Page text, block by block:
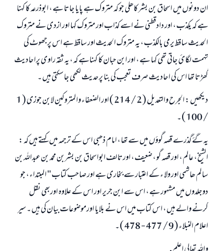
ان دونوں میں اسحاق بن بشر کاھلی جو کہ متروک ہے پایا جاتا ہے ، ابوذرعہ کا کہنا
ہے کہ یکذب ، اور دادقطنی نے اسے کذاب اور متروک کہا اور ازدی نے متروک
الحدیث ساقط یرمی بالکذب ، یہ متروک الحدیث اور ساقط ہے اس پرجھوٹ کی
تہمت لگائ جاتی تھی کہا ہے ، اور ابن حبان کا کہناہے کہ ، یہ ثقہ راوی پراحادیث
گھڑتا تھا اس کی احادیث صرف تعجب کی بنا پرحدیث لکھی جا سکتی ہیں ۔
دیکھیں : الجرح والتعدیل ( 2 / 214 ) اور الضعفاء والمتروکین لابن جوزی ( 1
/ 100 ) ۔
یہ گۓ گذرے قصہ گوؤں میں سے تھا ، امام ذھبی اس کے ترجمہ میں کہتے ہیں کہ :
الشیخ ، عالم ، اور قصہ گو ، ضعیف ، اورتالف ابواسحاق بن بشربن محمد بن عبداللہ بن
سالم ھاشمی اور ولا ء کے اعتبار سے بخاری ہے اور صاحب کتاب " المبتداء ، جو
دوجلدوں میں مشہور ہے ، اس سے ابن جریر اور اس کے علاوہ اوربھی نقل
کرنے والے ہیں ، اس کتاب میں اس نے بلایا اورموضوعات بیان کی ہیں ۔ سیر
اعلام النبلاء ( 9 / 477 - 478 ) ۔
جواب نمبر 110845 نے نکاح ٹوٹنے سے بچایا۔
امت مسلمہ کے واسطے جوابات پیش کرنے کے لیے ہماری مدد کریں
رسول اللہ صلی اللہ علیہ و سلم کا فرمان ہے:
نیکی کی رہنمائی کرنے والے کو بھی نیکی کرنے والے کے برابر اجر ملتا ہے۔
(مسلم : 1893)
ابھی تعاون کریں